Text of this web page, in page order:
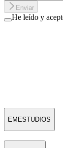
Enviar
He leído y
EMESTUDIOS